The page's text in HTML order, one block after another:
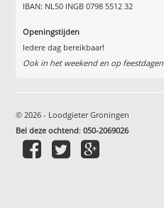
IBAN: NL50 INGB 0798 5512 32
Openingstijden
Iedere dag bereikbaar!
Ook in het weekend en op feestdagen
© 2026 - Loodgieter Groningen
Bel deze ochtend:050-2069026